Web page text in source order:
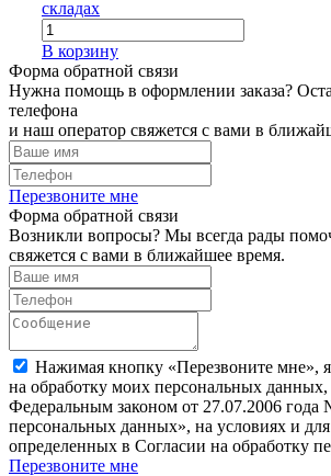
складах
В корзину
Форма обратной связи
Нужна помощь в оформлении заказа?
телефона
и наш оператор свяжется с вами в
Перезвоните мне
Форма обратной связи
Возникли вопросы? Мы всегда рады
свяжется с вами в ближайшее время.
Нажимая кнопку «Перезвоните мне», я
на обработку моих персональных данных,
Федеральным законом от 27.07.2006
персональных данных», на условиях и
определенных в Согласии на обработку
Перезвоните мне